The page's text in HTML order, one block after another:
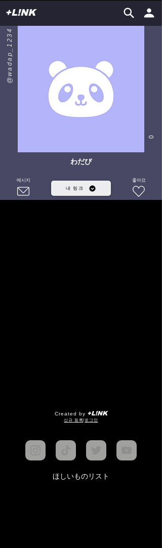
+L!NK
@wadap_1234
0
わだぴ
메시지
내 링크
좋아요
Created by +L!NK
​신규 등록/로그인
ほしいものリスト